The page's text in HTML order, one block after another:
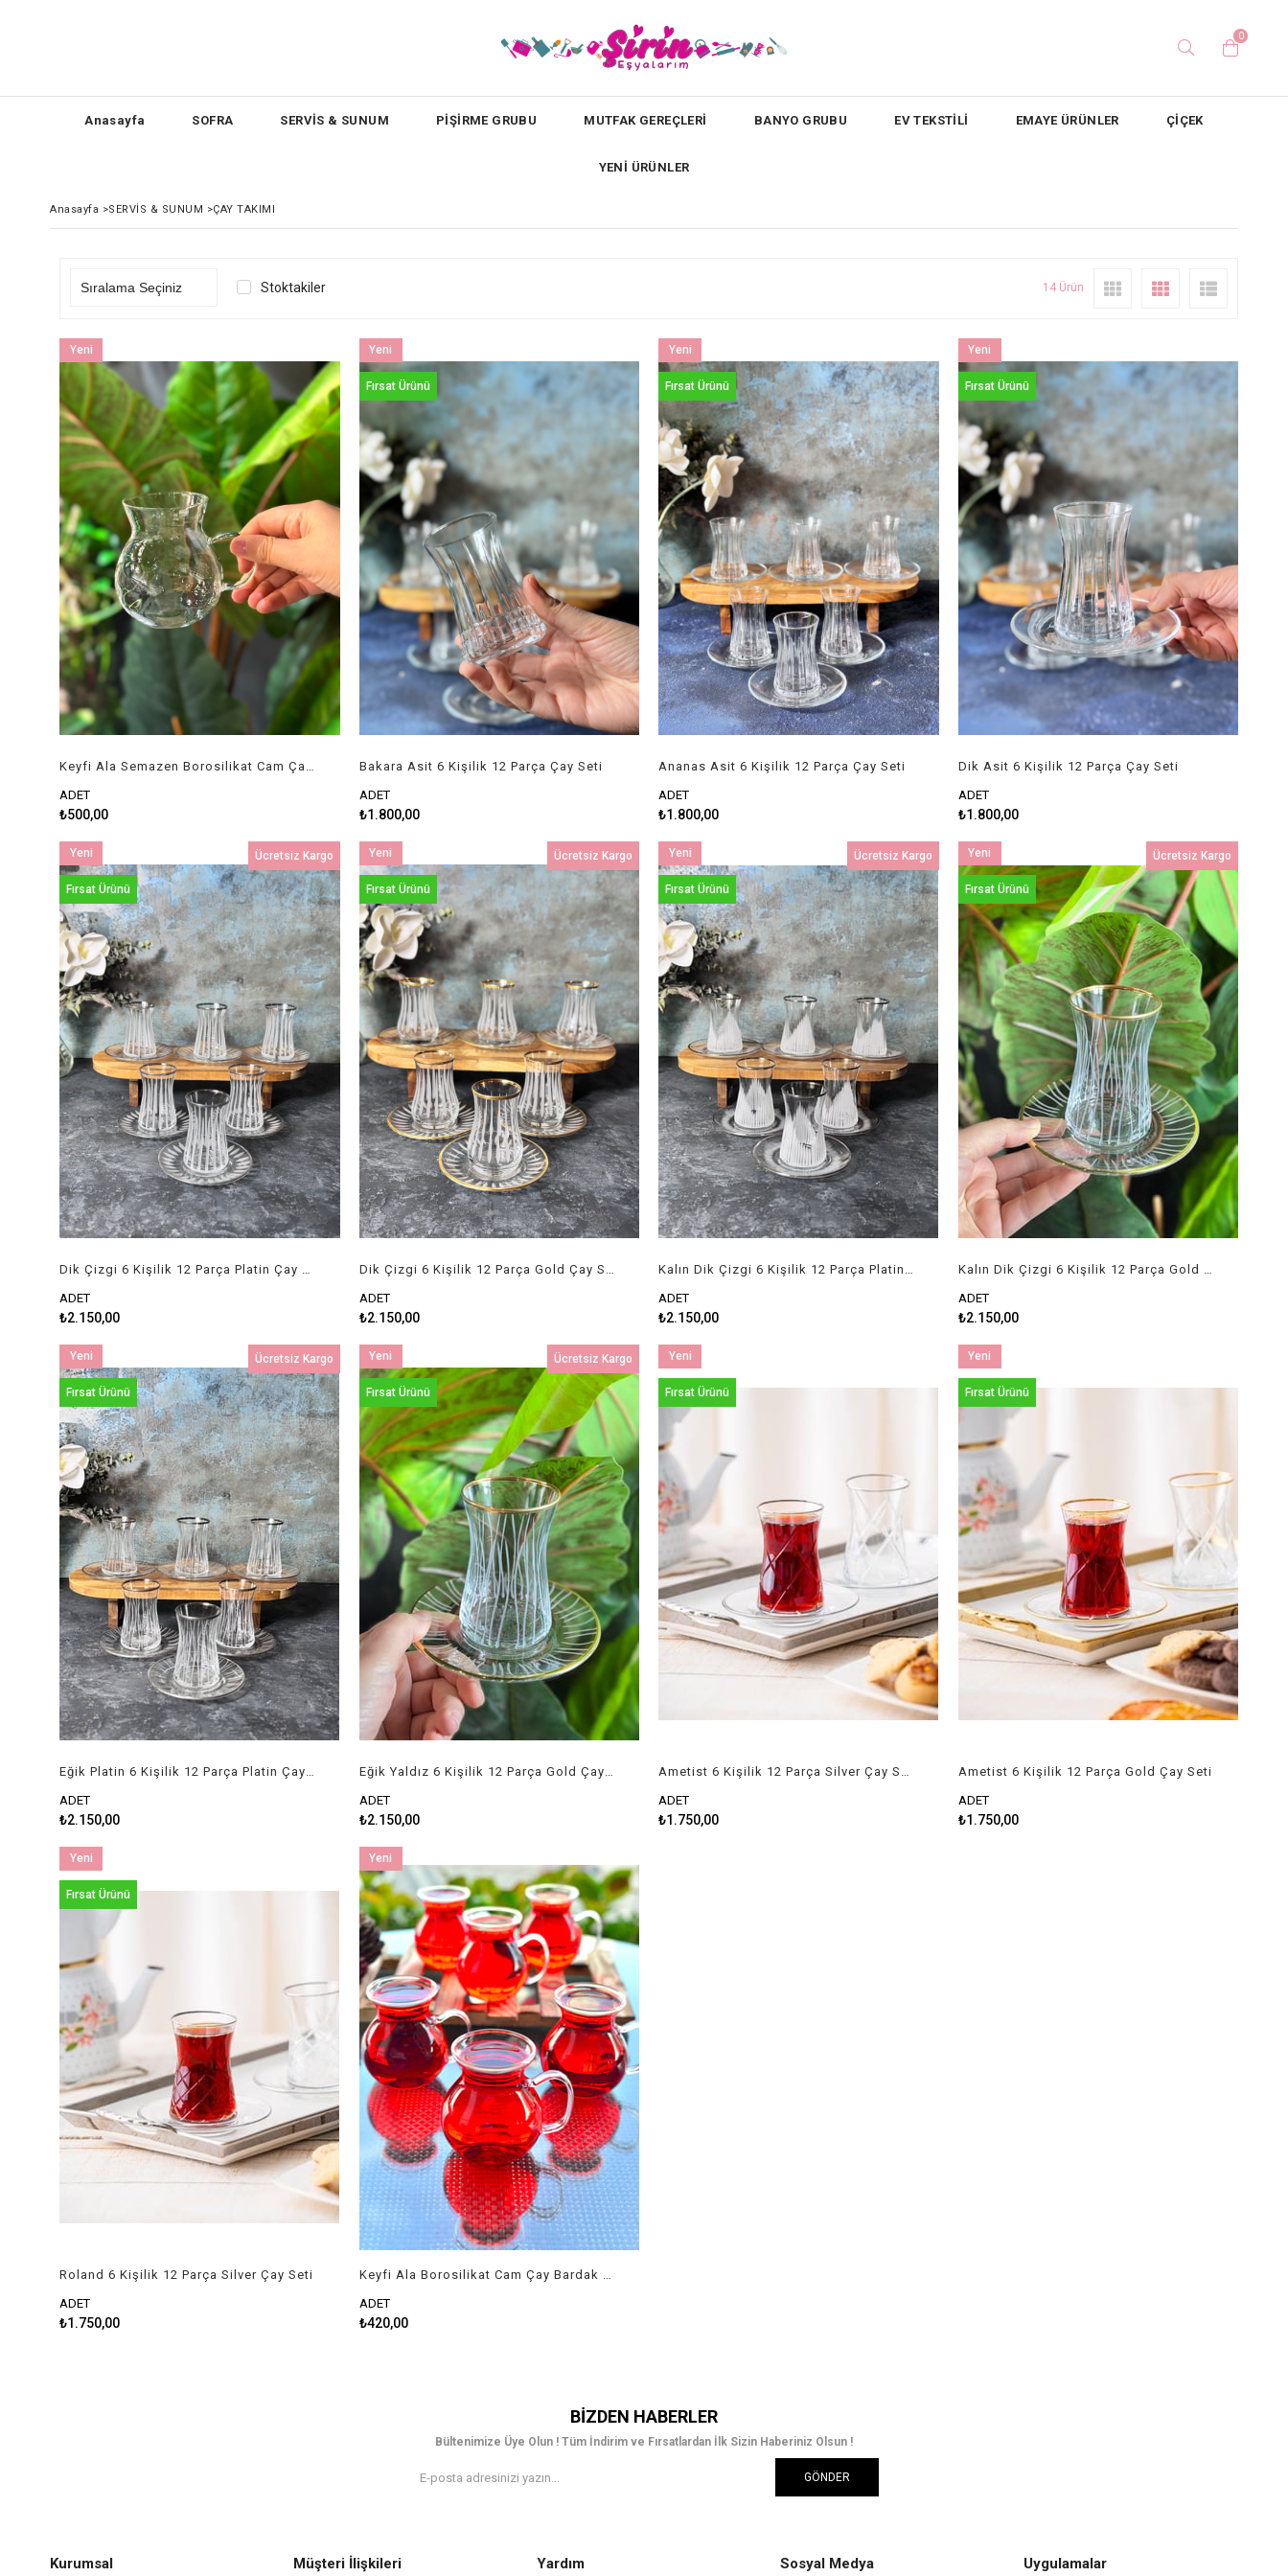
0
Anasayfa SOFRA SERVİS & SUNUM PİŞİRME GRUBU MUTFAK GEREÇLERİ BANYO GRUBU EV TEKSTİLİ EMAYE ÜRÜNLER ÇİÇEK
YENİ ÜRÜNLER
Anasayfa >SERVİS & SUNUM >ÇAY TAKIMI
Stoktakiler 14 Ürün
ADET
₺500,00
Yeni
Ürün
Bakara Asit 6 Kişilik 12 Parça Çay Seti
ADET
₺1.800,00
Yeni
Ürün
Fırsat Ürünü
Ananas Asit 6 Kişilik 12 Parça Çay Seti
ADET
₺1.800,00
Yeni
Ürün
Fırsat Ürünü
Dik Asit 6 Kişilik 12 Parça Çay Seti
ADET
₺1.800,00
Yeni
Ürün
Fırsat Ürünü
ADET
₺2.150,00
Ücretsiz Kargo
Yeni
Ürün
Fırsat Ürünü
ADET
₺2.150,00
Ücretsiz Kargo
Yeni
Ürün
Fırsat Ürünü
ADET
₺2.150,00
Ücretsiz Kargo
Yeni
Ürün
Fırsat Ürünü
ADET
₺2.150,00
Ücretsiz Kargo
Yeni
Ürün
Fırsat Ürünü
Eğik Platin 6 Kişilik 12 Parça Platin Çay Seti
ADET
₺2.150,00
Ücretsiz Kargo
Yeni
Ürün
Fırsat Ürünü
Eğik Yaldız 6 Kişilik 12 Parça Gold Çay Seti
ADET
₺2.150,00
Ücretsiz Kargo
Yeni
Ürün
Fırsat Ürünü
Ametist 6 Kişilik 12 Parça Silver Çay Seti
ADET
₺1.750,00
Yeni
Ürün
Fırsat Ürünü
Ametist 6 Kişilik 12 Parça Gold Çay Seti
ADET
₺1.750,00
Yeni
Ürün
Fırsat Ürünü
Roland 6 Kişilik 12 Parça Silver Çay Seti
ADET
₺1.750,00
Yeni
Ürün
Fırsat Ürünü
Keyfi Ala Borosilikat Cam Çay Bardak 6 Lı
ADET
₺420,00
Yeni
Ürün
BIZDEN HABERLER
Bültenimize Üye Olun ! Tüm İndirim ve Fırsatlardan İlk Sizin Haberiniz Olsun !
GÖNDER
Kurumsal Müşteri İlişkileri Yardım Sosyal Medya Uygulamalar